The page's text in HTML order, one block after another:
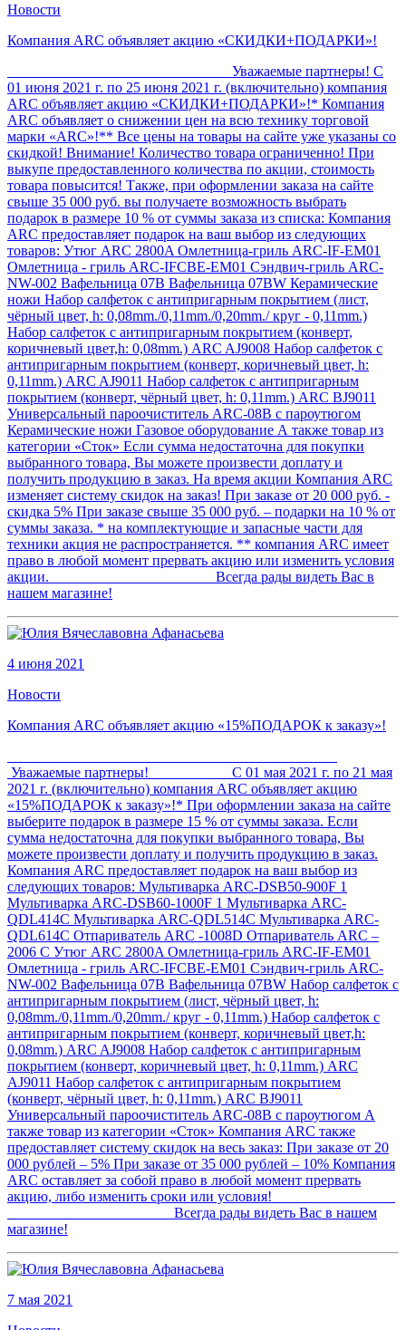
Новости
Компания ARC объявляет акцию «СКИДКИ+ПОДАРКИ»!
Уважаемые партнеры! С
01 июня 2021 г. по 25 июня 2021 г. (включительно) компания
ARC объявляет акцию «СКИДКИ+ПОДАРКИ»!* Компания
ARC объявляет о снижении цен на всю технику торговой
марки «ARC»!** Все цены на товары на сайте уже указаны со
скидкой! Внимание! Количество товара ограниченно! При
выкупе предоставленного количества по акции, стоимость
товара повысится! Также, при оформлении заказа на сайте
свыше 35 000 руб. вы получаете возможность выбрать
подарок в размере 10 % от суммы заказа из списка: Компания
ARC предоставляет подарок на ваш выбор из следующих
товаров: Утюг ARC 2800A Омлетница-гриль ARC-IF-EM01
Омлетница - гриль ARC-IFCBE-EM01 Сэндвич-гриль ARC-
NW-002 Вафельница 07В Вафельница 07ВW Керамические
ножи Набор салфеток с антипригарным покрытием (лист,
чёрный цвет, h: 0,08mm./0,11mm./0,20mm./ круг - 0,11mm.)
Набор салфеток с антипригарным покрытием (конверт,
коричневый цвет,h: 0,08mm.) ARC AJ9008 Набор салфеток с
антипригарным покрытием (конверт, коричневый цвет, h:
0,11mm.) ARC AJ9011 Набор салфеток с антипригарным
покрытием (конверт, чёрный цвет, h: 0,11mm.) ARC ВJ9011
Универсальный пароочиститель ARC-08B с пароутюгом
Керамические ножи Газовое оборудование А также товар из
категории «Сток» Если сумма недостаточна для покупки
выбранного товара, Вы можете произвести доплату и
получить продукцию в заказ. На время акции Компания ARC
изменяет систему скидок на заказ! При заказе от 20 000 руб. -
скидка 5% При заказе свыше 35 000 руб. – подарки на 10 % от
суммы заказа. * на комплектующие и запасные части для
техники акция не распространяется. ** компания ARC имеет
право в любой момент прервать акцию или изменить условия
акции. Всегда рады видеть Вас в
нашем магазине!
4 июня 2021
Новости
Компания ARC объявляет акцию «15%ПОДАРОК к заказу»!
Уважаемые партнеры! С 01 мая 2021 г. по 21 мая
2021 г. (включительно) компания ARC объявляет акцию
«15%ПОДАРОК к заказу»!* При оформлении заказа на сайте
выберите подарок в размере 15 % от суммы заказа. Если
сумма недостаточна для покупки выбранного товара, Вы
можете произвести доплату и получить продукцию в заказ.
Компания ARC предоставляет подарок на ваш выбор из
следующих товаров: Мультиварка ARC-DSB50-900F 1
Мультиварка ARC-DSB60-1000F 1 Мультиварка ARC-
QDL414С Мультиварка ARC-QDL514С Мультиварка ARC-
QDL614С Отпариватель ARC -1008D Отпариватель ARC –
2006 C Утюг ARC 2800A Омлетница-гриль ARC-IF-EM01
Омлетница - гриль ARC-IFCBE-EM01 Сэндвич-гриль ARC-
NW-002 Вафельница 07В Вафельница 07ВW Набор салфеток с
антипригарным покрытием (лист, чёрный цвет, h:
0,08mm./0,11mm./0,20mm./ круг - 0,11mm.) Набор салфеток с
антипригарным покрытием (конверт, коричневый цвет,h:
0,08mm.) ARC AJ9008 Набор салфеток с антипригарным
покрытием (конверт, коричневый цвет, h: 0,11mm.) ARC
AJ9011 Набор салфеток с антипригарным покрытием
(конверт, чёрный цвет, h: 0,11mm.) ARC ВJ9011
Универсальный пароочиститель ARC-08B с пароутюгом А
также товар из категории «Сток» Компания ARC также
предоставляет систему скидок на весь заказ: При заказе от 20
000 рублей – 5% При заказе от 35 000 рублей – 10% Компания
ARC оставляет за собой право в любой момент прервать
акцию, либо изменить сроки или условия!
Всегда рады видеть Вас в нашем
магазине!
7 мая 2021